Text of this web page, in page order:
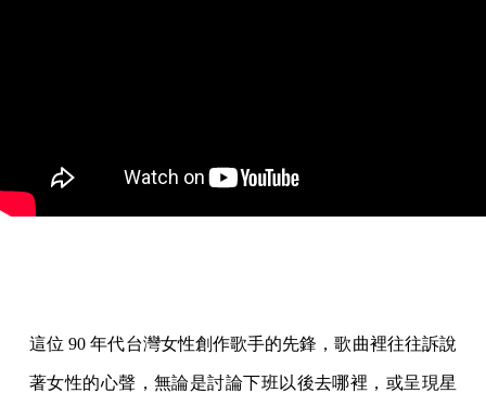
這位 90 年代台灣女性創作歌手的先鋒，歌曲裡往往訴說
著女性的心聲，無論是討論下班以後去哪裡，或呈現星